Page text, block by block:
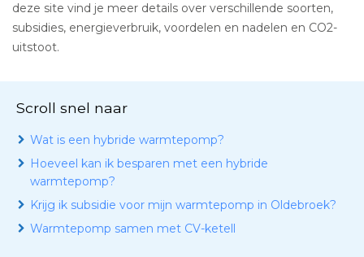
deze site vind je meer details over verschillende soorten,
subsidies, energieverbruik, voordelen en nadelen en CO2-
uitstoot.
Scroll snel naar
Wat is een hybride warmtepomp?
Hoeveel kan ik besparen met een hybride
warmtepomp?
Krijg ik subsidie voor mijn warmtepomp in Oldebroek?
Warmtepomp samen met CV-ketell